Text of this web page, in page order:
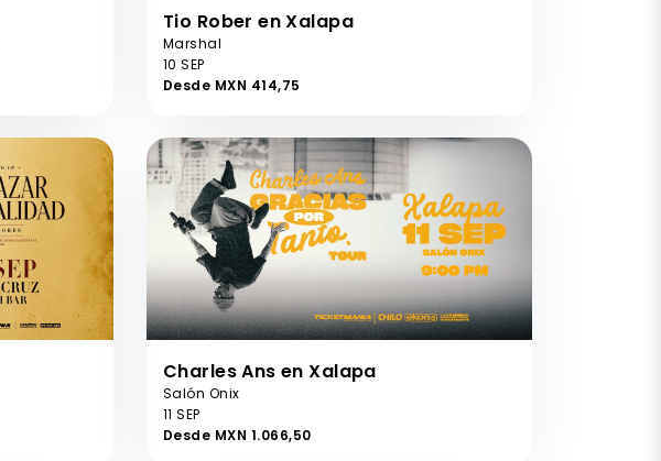
Tio Rober en Xalapa
Marshal
10 SEP
Desde MXN 414,75
Charles Ans en Xalapa
Salón Onix
11 SEP
Desde MXN 1.066,50